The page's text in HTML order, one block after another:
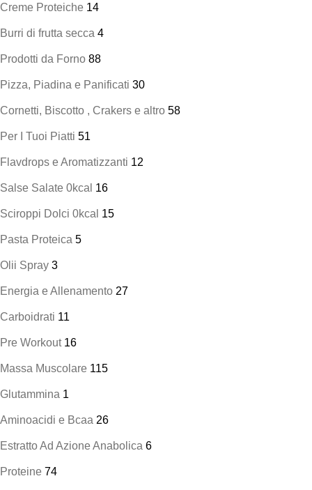
Creme Proteiche 14
Burri di frutta secca 4
Prodotti da Forno 88
Pizza, Piadina e Panificati 30
Cornetti, Biscotto , Crakers e altro 58
Per I Tuoi Piatti 51
Flavdrops e Aromatizzanti 12
Salse Salate 0kcal 16
Sciroppi Dolci 0kcal 15
Pasta Proteica 5
Olii Spray 3
Energia e Allenamento 27
Carboidrati 11
Pre Workout 16
Massa Muscolare 115
Glutammina 1
Aminoacidi e Bcaa 26
Estratto Ad Azione Anabolica 6
Proteine 74